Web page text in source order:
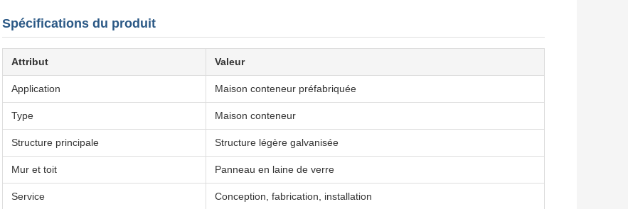
Spécifications du produit
Attribut Valeur
Application Maison conteneur préfabriquée
Type Maison conteneur
Structure principale Structure légère galvanisée
Mur et toit Panneau en laine de verre
Service Conception, fabrication, installation